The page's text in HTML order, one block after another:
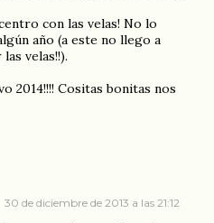
con las velas! No lo
año (a este no llego a
velas!!).
2014!!!! Cositas bonitas nos
30 de diciembre de 2013 a las 21:12